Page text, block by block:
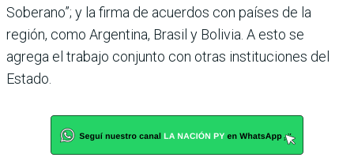
Soberano”; y la firma de acuerdos con paí­ses de la
región, como Argen­tina, Brasil y Bolivia. A esto se
agrega el trabajo conjunto con otras instituciones del
Estado.